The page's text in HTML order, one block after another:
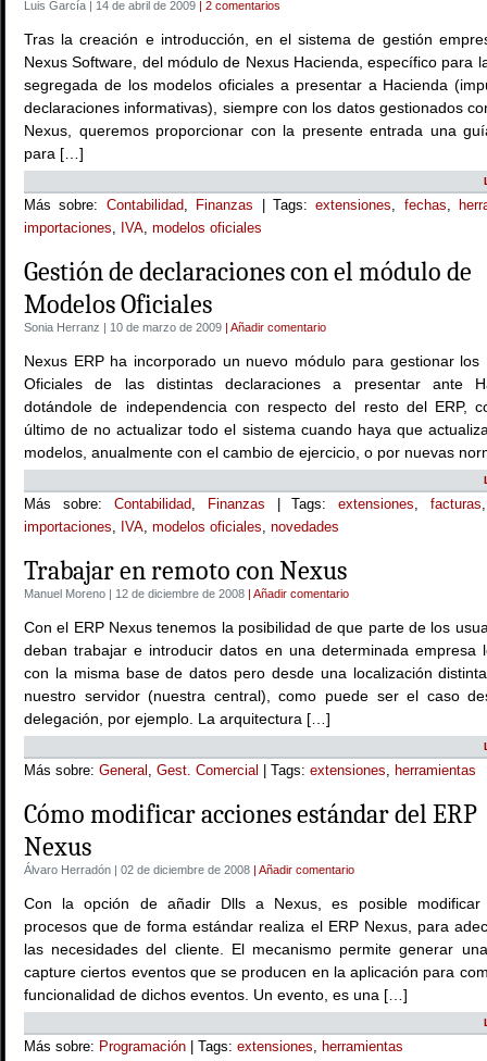
Luis García | 14 de abril de 2009 | 2 comentarios
Tras la creación e introducción, en el sistema de gestión
Nexus Software, del módulo de Nexus Hacienda, específico para
segregada de los modelos oficiales a presentar a Hacienda
declaraciones informativas), siempre con los datos gestionados
Nexus, queremos proporcionar con la presente entrada una
para […]
Más sobre: Contabilidad, Finanzas | Tags:extensiones, fechas,
importaciones, IVA, modelos oficiales
Gestión de declaraciones con el módulo de
Modelos Oficiales
Sonia Herranz | 10 de marzo de 2009 | Añadir comentario
Nexus ERP ha incorporado un nuevo módulo para gestionar los
Oficiales de las distintas declaraciones a presentar ante
dotándole de independencia con respecto del resto del ERP,
último de no actualizar todo el sistema cuando haya que
modelos, anualmente con el cambio de ejercicio, o por nuevas
Más sobre: Contabilidad, Finanzas | Tags:extensiones,facturas
importaciones, IVA, modelos oficiales, novedades
Trabajar en remoto con Nexus
Manuel Moreno | 12 de diciembre de 2008 | Añadir comentario
Con el ERP Nexus tenemos la posibilidad de que parte de los
deban trabajar e introducir datos en una determinada empresa
con la misma base de datos pero desde una localización
nuestro servidor (nuestra central), como puede ser el caso
delegación, por ejemplo. La arquitectura […]
Más sobre: General , Gest. Comercial | Tags: extensiones, herramientas
Cómo modificar acciones estándar del ERP
Nexus
Álvaro Herradón | 02 de diciembre de 2008 | Añadir comentario
Con la opción de añadir Dlls a Nexus, es posible modificar
procesos que de forma estándar realiza el ERP Nexus, para
las necesidades del cliente. El mecanismo permite generar
capture ciertos eventos que se producen en la aplicación para
funcionalidad de dichos eventos. Un evento, es una […]
Más sobre: Programación | Tags: extensiones, herramientas